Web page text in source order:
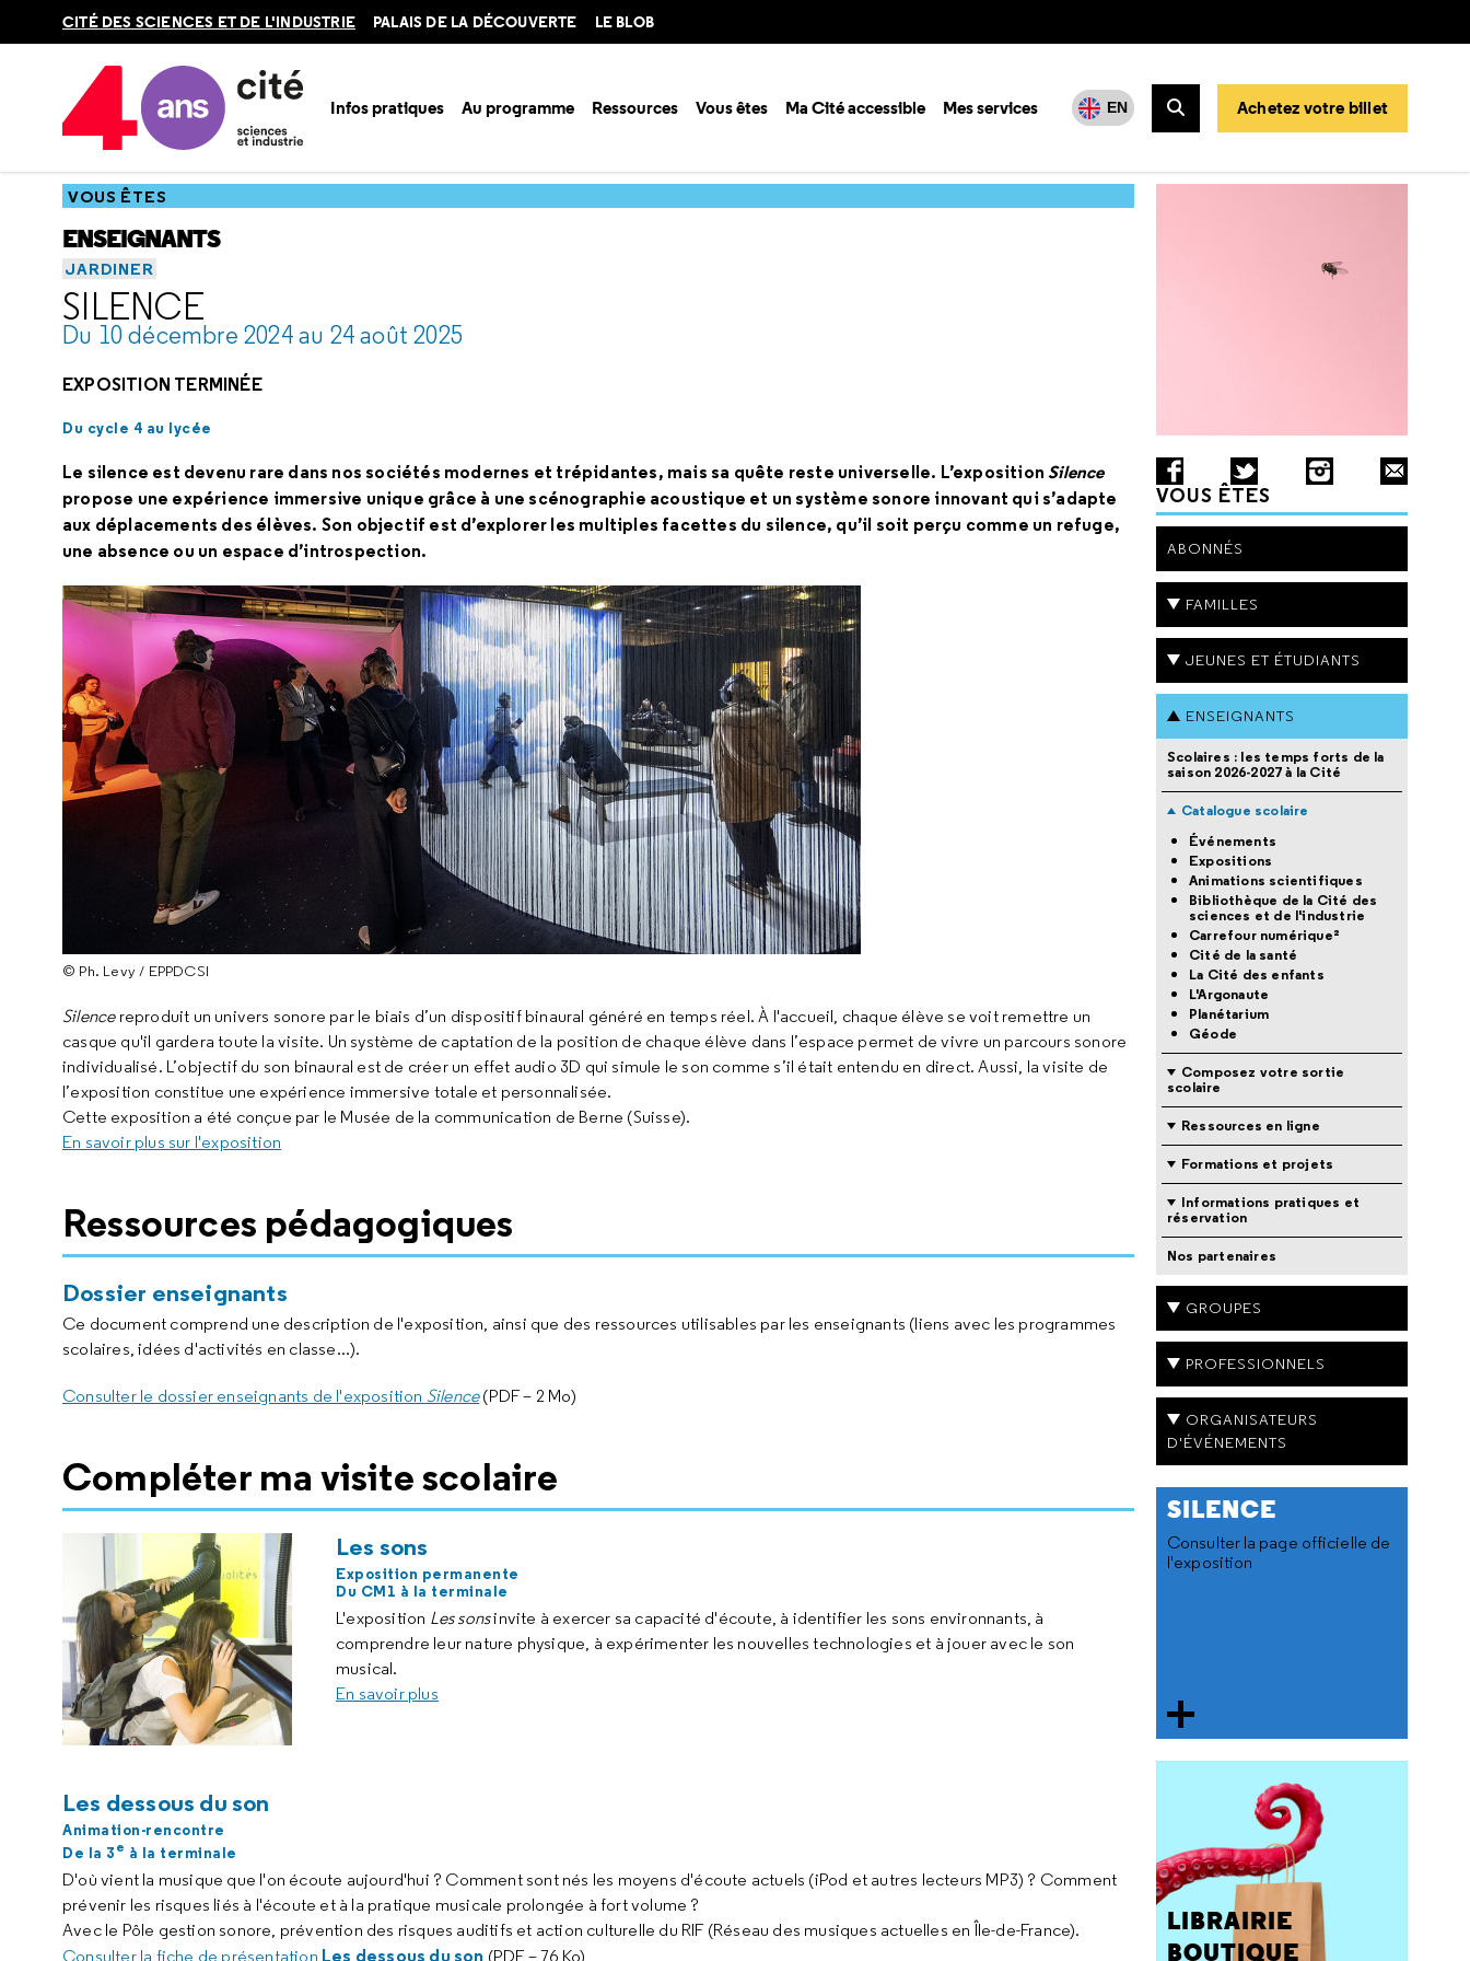
CITÉ DES SCIENCES ET DE L'INDUSTRIE PALAIS DE LA DÉCOUVERTE LE BLOB
Infos pratiques Au programme Ressources Vous êtes Ma Cité accessible Mes services EN
Rechercher
Achetez votre billet
Accueil Vous êtes
VOUS ÊTES
ENSEIGNANTS
JARDINER
SILENCE
Du 10 décembre 2024 au 24 août 2025
EXPOSITION TERMINÉE
Du cycle 4 au lycée
Le silence est devenu rare dans nos sociétés modernes et trépidantes, mais sa quête reste universelle. L’expositionSilence
propose une expérience immersive unique grâce à une scénographie acoustique et un système sonore innovant qui s’adapte
aux déplacements des élèves. Son objectif est d’explorer les multiples facettes du silence, qu’il soit perçu comme un refuge,
une absence ou un espace d’introspection.
© Ph. Levy / EPPDCSI
Silence reproduit un univers sonore par le biais d’un dispositif binaural généré en temps réel. À l'accueil, chaque élève se voit remettre un
casque qu'il gardera toute la visite. Un système de captation de la position de chaque élève dans l’espace permet de vivre un parcours sonore
individualisé. L’objectif du son binaural est de créer un effet audio 3D qui simule le son comme s’il était entendu en direct. Aussi, la visite de
l’exposition constitue une expérience immersive totale et personnalisée.
Cette exposition a été conçue par le Musée de la communication de Berne (Suisse).
En savoir plus sur l'exposition
Ressources pédagogiques
Dossier enseignants
Ce document comprend une description de l'exposition, ainsi que des ressources utilisables par les enseignants (liens avec les programmes
scolaires, idées d'activités en classe...).
Consulter le dossier enseignants de l'exposition Silence(PDF – 2 Mo)
Compléter ma visite scolaire
Les sons
Exposition permanente
Du CM1 à la terminale
L'exposition Les sonsinvite à exercer sa capacité d'écoute, à identifier les sons environnants, à
comprendre leur nature physique, à expérimenter les nouvelles technologies et à jouer avec le son
musical.
En savoir plus
Les dessous du son
Animation-rencontre
De la 3 e à la terminale
D'où vient la musique que l'on écoute aujourd'hui ? Comment sont nés les moyens d'écoute actuels (iPod et autres lecteurs MP3) ? Comment
prévenir les risques liés à l'écoute et à la pratique musicale prolongée à fort volume ?
Avec le Pôle gestion sonore, prévention des risques auditifs et action culturelle du RIF (Réseau des musiques actuelles en Île-de-France).
Consulter la fiche de présentation Les dessous du son (PDF – 76 Ko)
VOUS ÊTES
ABONNÉS
FAMILLES
JEUNES ET ÉTUDIANTS
ENSEIGNANTS
Scolaires : les temps forts de la
saison 2026-2027 à la Cité
Catalogue scolaire
Événements
Expositions
Animations scientifiques
Bibliothèque de la Cité des
sciences et de l'industrie
Carrefour numérique²
Cité de la santé
La Cité des enfants
L'Argonaute
Planétarium
Géode
Composez votre sortie
scolaire
Ressources en ligne
Formations et projets
Informations pratiques et
réservation
Nos partenaires
GROUPES
PROFESSIONNELS
ORGANISATEURS
D'ÉVÉNEMENTS
SILENCE
Consulter la page officielle de
l'exposition
LIBRAIRIE
BOUTIQUE